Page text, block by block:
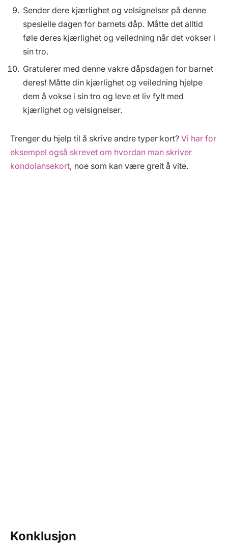
Sender dere kjærlighet og velsignelser på denne
spesielle dagen for barnets dåp. Måtte det alltid
føle deres kjærlighet og veiledning når det vokser i
sin tro.
Gratulerer med denne vakre dåpsdagen for barnet
deres! Måtte din kjærlighet og veiledning hjelpe
dem å vokse i sin tro og leve et liv fylt med
kjærlighet og velsignelser.
Trenger du hjelp til å skrive andre typer kort? Vi har for
eksempel også skrevet om hvordan man skriver
kondolansekort, noe som kan være greit å vite.
Konklusjon